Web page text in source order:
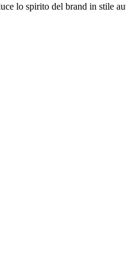
lo spirito del brand in stile